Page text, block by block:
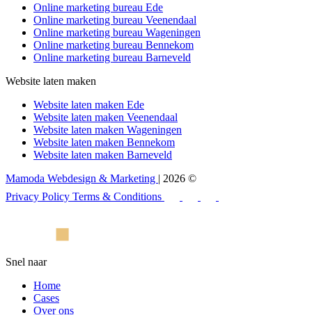
Online marketing bureau Ede
Online marketing bureau Veenendaal
Online marketing bureau Wageningen
Online marketing bureau Bennekom
Online marketing bureau Barneveld
Website laten maken
Website laten maken Ede
Website laten maken Veenendaal
Website laten maken Wageningen
Website laten maken Bennekom
Website laten maken Barneveld
Mamoda Webdesign & Marketing | 2026 ©
Privacy Policy Terms & Conditions
Snel naar
Home
Cases
Over ons